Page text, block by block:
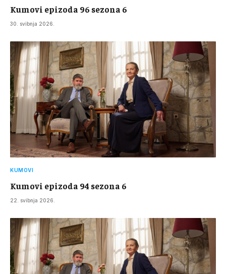
Kumovi epizoda 96 sezona 6
30. svibnja 2026.
KUMOVI
Kumovi epizoda 94 sezona 6
22. svibnja 2026.